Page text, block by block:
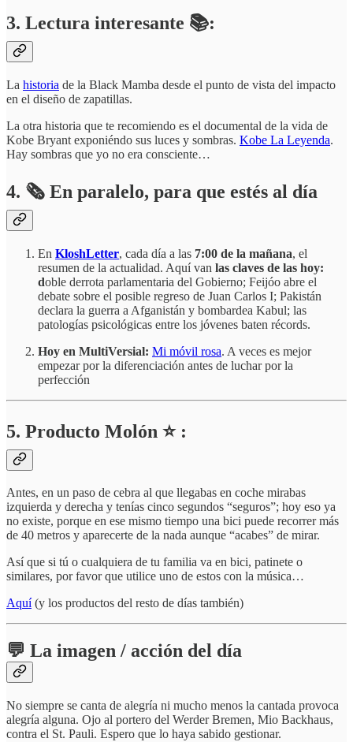
3. Lectura interesante 📚:
La historia de la Black Mamba desde el punto de vista del impacto
en el diseño de zapatillas.
La otra historia que te recomiendo es el documental de la vida de
Kobe Bryant exponiéndo sus luces y sombras. Kobe La Leyenda.
Hay sombras que yo no era consciente…
4. 🗞️ En paralelo, para que estés al día
En KloshLetter, cada día a las 7:00 de la mañana, el
resumen de la actualidad. Aquí van las claves de las hoy:
doble derrota parlamentaria del Gobierno; Feijóo abre el
debate sobre el posible regreso de Juan Carlos I; Pakistán
declara la guerra a Afganistán y bombardea Kabul; las
patologías psicológicas entre los jóvenes baten récords.
Hoy en MultiVersial: Mi móvil rosa. A veces es mejor
empezar por la diferenciación antes de luchar por la
perfección
5. Producto Molón ⭐ :
Antes, en un paso de cebra al que llegabas en coche mirabas
izquierda y derecha y tenías cinco segundos “seguros”; hoy eso ya
no existe, porque en ese mismo tiempo una bici puede recorrer más
de 40 metros y aparecerte de la nada aunque “acabes” de mirar.
Así que si tú o cualquiera de tu familia va en bici, patinete o
similares, por favor que utilice uno de estos con la música…
Aquí (y los productos del resto de días también)
💬 La imagen / acción del día
No siempre se canta de alegría ni mucho menos la cantada provoca
alegría alguna. Ojo al portero del Werder Bremen, Mio Backhaus,
contra el St. Pauli. Espero que lo haya sabido gestionar.